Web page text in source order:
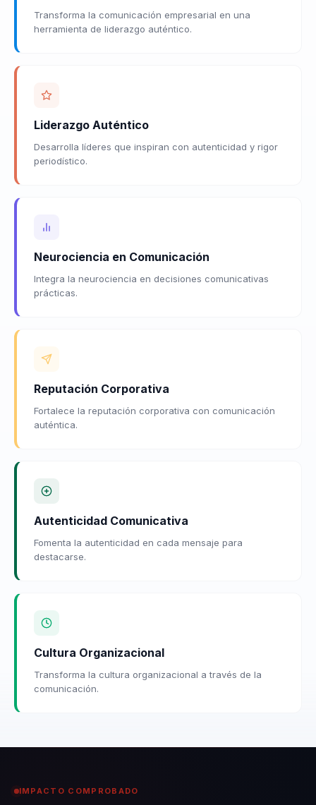
Transforma la comunicación empresarial en una
herramienta de liderazgo auténtico.
Liderazgo Auténtico
Desarrolla líderes que inspiran con autenticidad y rigor
periodístico.
Neurociencia en Comunicación
Integra la neurociencia en decisiones comunicativas
prácticas.
Reputación Corporativa
Fortalece la reputación corporativa con comunicación
auténtica.
Autenticidad Comunicativa
Fomenta la autenticidad en cada mensaje para
destacarse.
Cultura Organizacional
Transforma la cultura organizacional a través de la
comunicación.
IMPACTO COMPROBADO